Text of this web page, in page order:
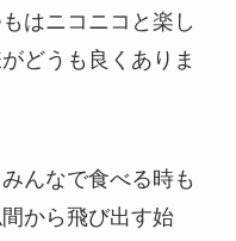
はニコニコと楽し
どうも良くありま
んなで食べる時も
から飛び出す始